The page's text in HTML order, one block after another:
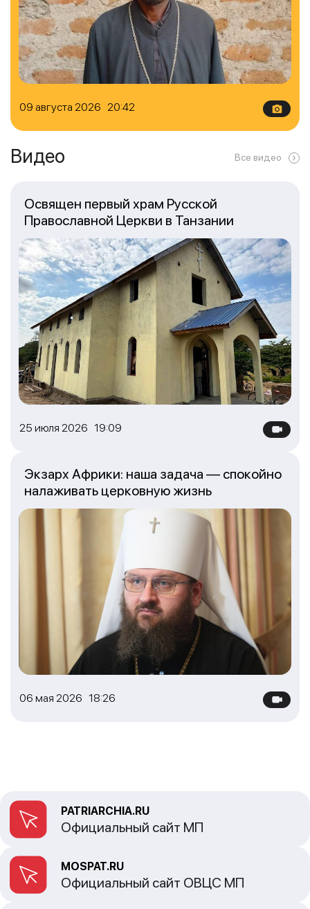
09 августа 2026 20:42
Видео Все видео
25 июля 2026 19:09
Освящен первый храм Русской
Православной Церкви в Танзании
06 мая 2026 18:26
Экзарх Африки: наша задача — спокойно
налаживать церковную жизнь
PATRIARCHIA.RU
Официальный сайт МП
MOSPAT.RU
Официальный сайт ОВЦС МП